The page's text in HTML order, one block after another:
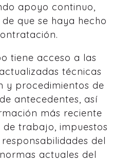
apoyo continuo,
que se haya hecho
tiene acceso a las
técnicas
y procedimientos de
antecedentes, así
más reciente
trabajo, impuestos
del
actuales del